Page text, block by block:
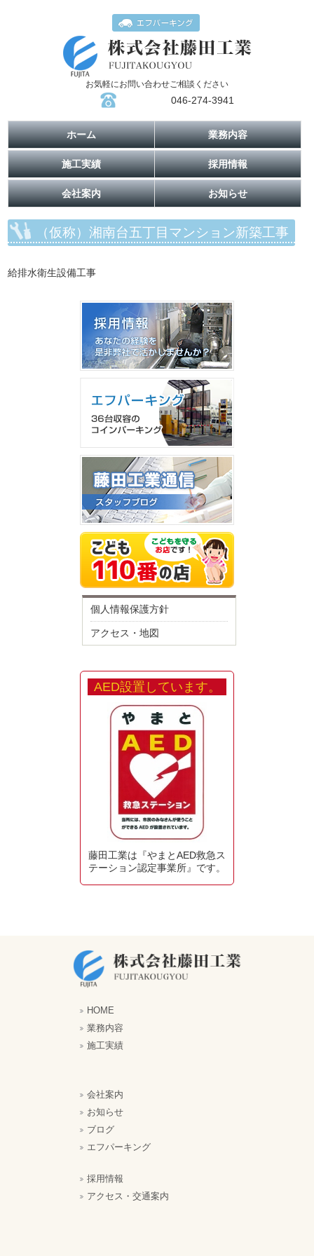
お気軽にお問い合わせご相談ください
046-274-3941
ホーム 業務内容
施工実績 採用情報
会社案内 お知らせ
（仮称）湘南台五丁目マンション新築工事
給排水衛生設備工事
個人情報保護方針
アクセス・地図
AED設置しています。
藤田工業は『やまとAED救急ス
テーション認定事業所』です。
HOME
業務内容
施工実績
会社案内
お知らせ
ブログ
エフパーキング
採用情報
アクセス・交通案内